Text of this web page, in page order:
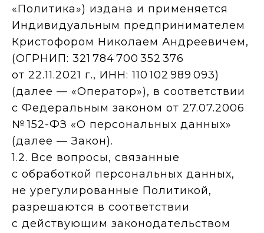
«Политика») издана и применяется
Индивидуальным предпринимателем
Кристофором Николаем Андреевичем,
(ОГРНИП: 321 784 700 352 376
от 22.11.2021 г., ИНН: 110 102 989 093)
(далее — «Оператор»), в соответствии
с Федеральным законом от 27.07.2006
№ 152-ФЗ «О персональных данных»
(далее — Закон).
1.2. Все вопросы, связанные
с обработкой персональных данных,
не урегулированные Политикой,
разрешаются в соответствии
с действующим законодательством